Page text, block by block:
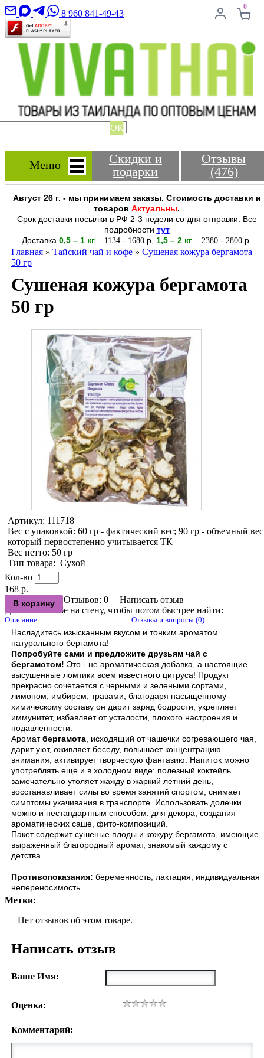
8 960 841-49-43
0
ОК
Меню
Скидки и
подарки
Отзывы
(476)
Август 26 г. - мы принимаем заказы. Стоимость доставки и
товаров Актуальны.
Срок доставки посылки в РФ 2-3 недели со дня отправки. Все
подробности тут
Доставка 0,5 – 1 кг – 1134 - 1680 р 1,5 – 2 кг – 2380 - 2800 р.
Главная » Тайский чай и кофе » Сушеная кожура бергамота
50 гр
Сушеная кожура бергамота
50 гр
Артикул: 111718
Вес с упаковкой: 60 гр - фактический вес; 90 гр - объемный
который первостепенно учитывается ТК
Вес нетто: 50 гр
Тип товара: Сухой
Кол-во
168 р.
Отзывов: 0 | Написать отзыв
Добавьте к себе на стену, чтобы потом быстрее найти:
Описание Отзывы и вопросы (0)
Насладитесь изысканным вкусом и тонким ароматом
натурального бергамота!
Попробуйте сами и предложите друзьям чай с
бергамотом! Это - не ароматическая добавка, а настоящие
высушенные ломтики всем известного цитруса! Продукт
прекрасно сочетается с черными и зелеными сортами,
лимоном, имбирем, травами, благодаря насыщенному
химическому составу он дарит заряд бодрости, укрепляет
иммунитет, избавляет от усталости, плохого настроения и
подавленности.
Ароматбергамота , исходящий от чашечки согревающего чая,
дарит уют, оживляет беседу, повышает концентрацию
внимания, активирует творческую фантазию. Напиток можно
употреблять еще и в холодном виде: полезный коктейль
замечательно утоляет жажду в жаркий летний день,
восстанавливает силы во время занятий спортом, снимает
симптомы укачивания в транспорте. Использовать долечки
можно и нестандартным способом: для декора, создания
ароматических саше, фито-композиций.
Пакет содержит сушеные плоды и кожуру бергамота, имеющие
выраженный благородный аромат, знакомый каждому с
детства.
Противопоказания: беременность, лактация, индивидуальная
непереносимость.
Метки:
Нет отзывов об этом товаре.
Написать отзыв
Ваше Имя:
Оценка:
Комментарий: